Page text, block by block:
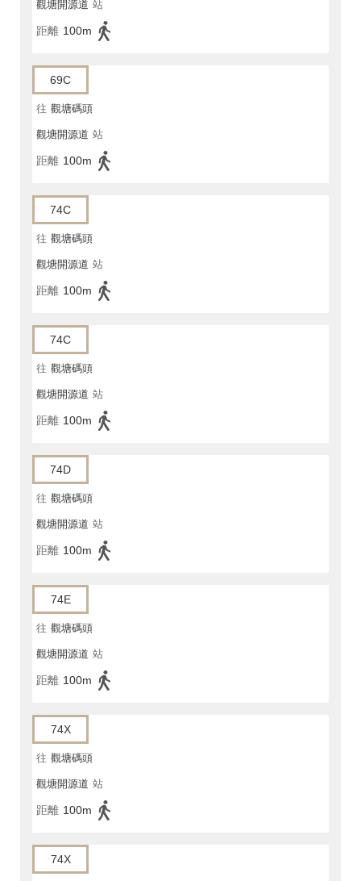
觀塘開源道 站
距離 100m
69C
往 觀塘碼頭
觀塘開源道 站
距離 100m
74C
往 觀塘碼頭
觀塘開源道 站
距離 100m
74C
往 觀塘碼頭
觀塘開源道 站
距離 100m
74D
往 觀塘碼頭
觀塘開源道 站
距離 100m
74E
往 觀塘碼頭
觀塘開源道 站
距離 100m
74X
往 觀塘碼頭
觀塘開源道 站
距離 100m
74X